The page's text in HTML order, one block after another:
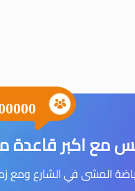
مع اكبر قاعدة
المشى في الشارع ومع